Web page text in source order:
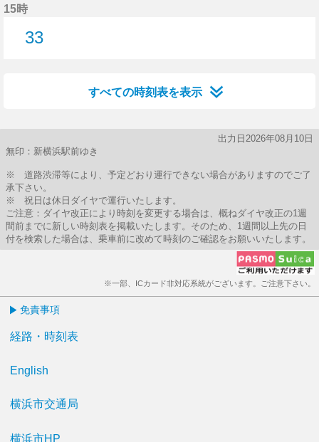
15時
33
すべての時刻表を表示
出力日2026年08月10日
無印：新横浜駅前ゆき
※ 道路渋滞等により、予定どおり運行できない場合がありますのでご了
承下さい。
※ 祝日は休日ダイヤで運行いたします。
ご注意：ダイヤ改正により時刻を変更する場合は、概ねダイヤ改正の1週
間前までに新しい時刻表を掲載いたします。そのため、1週間以上先の日
付を検索した場合は、乗車前に改めて時刻のご確認をお願いいたします。
※一部、ICカード非対応系統がございます。ご注意下さい。
免責事項
経路・時刻表
English
横浜市交通局
横浜市HP